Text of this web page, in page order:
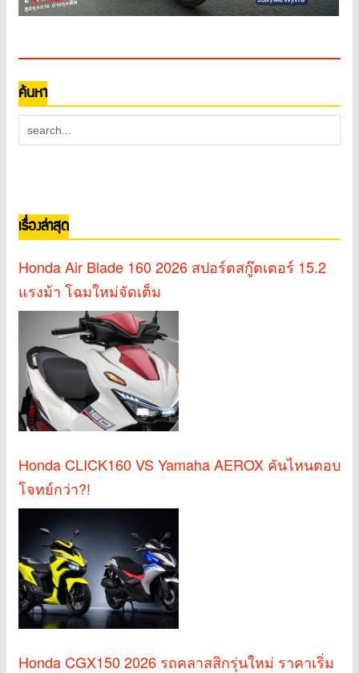
ค้นหา
เรื่องล่าสุด
Honda Air Blade 160 2026 สปอร์ตสกู๊ตเตอร์ 15.2
แรงม้า โฉมใหม่จัดเต็ม
Honda CLICK160 VS Yamaha AEROX คันไหนตอบ
โจทย์กว่า?!
Honda CGX150 2026 รถคลาสสิกรุ่นใหม่ ราคาเริ่ม